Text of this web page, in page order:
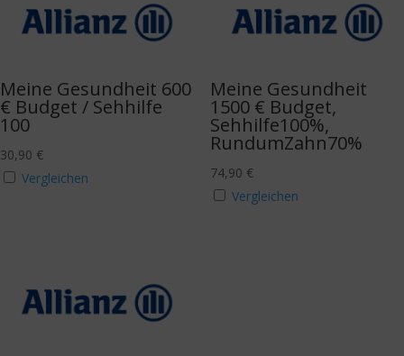
Meine Gesundheit 600
€ Budget / Sehhilfe
100
30,90 €
Vergleichen
Meine Gesundheit
1500 € Budget,
Sehhilfe100%,
RundumZahn70%
74,90 €
Vergleichen